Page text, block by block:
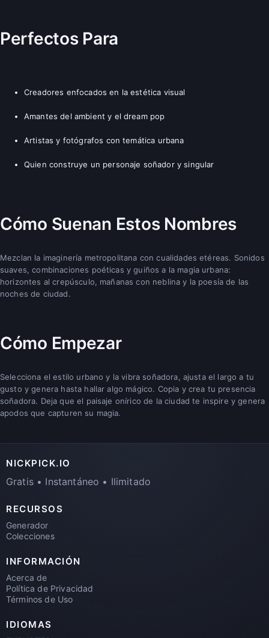
Perfectos Para
Creadores enfocados en la estética visual
Amantes del ambient y el dream pop
Artistas y fotógrafos con temática urbana
Quien construye un personaje soñador y singular
Cómo Suenan Estos Nombres
Mezclan la imaginería metropolitana con cualidades etéreas. Sonidos
suaves, combinaciones poéticas y guiños a la magia urbana:
horizontes al crepúsculo, mañanas con neblina y la poesía de las
noches de ciudad.
Cómo Empezar
Selecciona el estilo urbano y la vibra soñadora, ajusta el largo a tu
gusto y genera hasta hallar algo mágico. Copia y crea tu presencia
soñadora. Deja que el paisaje onírico de la ciudad te inspire y genera
apodos que capturen su magia.
NICKPICK.IO
Gratis • Instantáneo • Ilimitado
RECURSOS
Generador
Colecciones
INFORMACIÓN
Acerca de
Política de Privacidad
Términos de Uso
IDIOMAS